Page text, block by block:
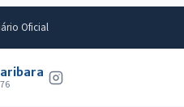
Oficial